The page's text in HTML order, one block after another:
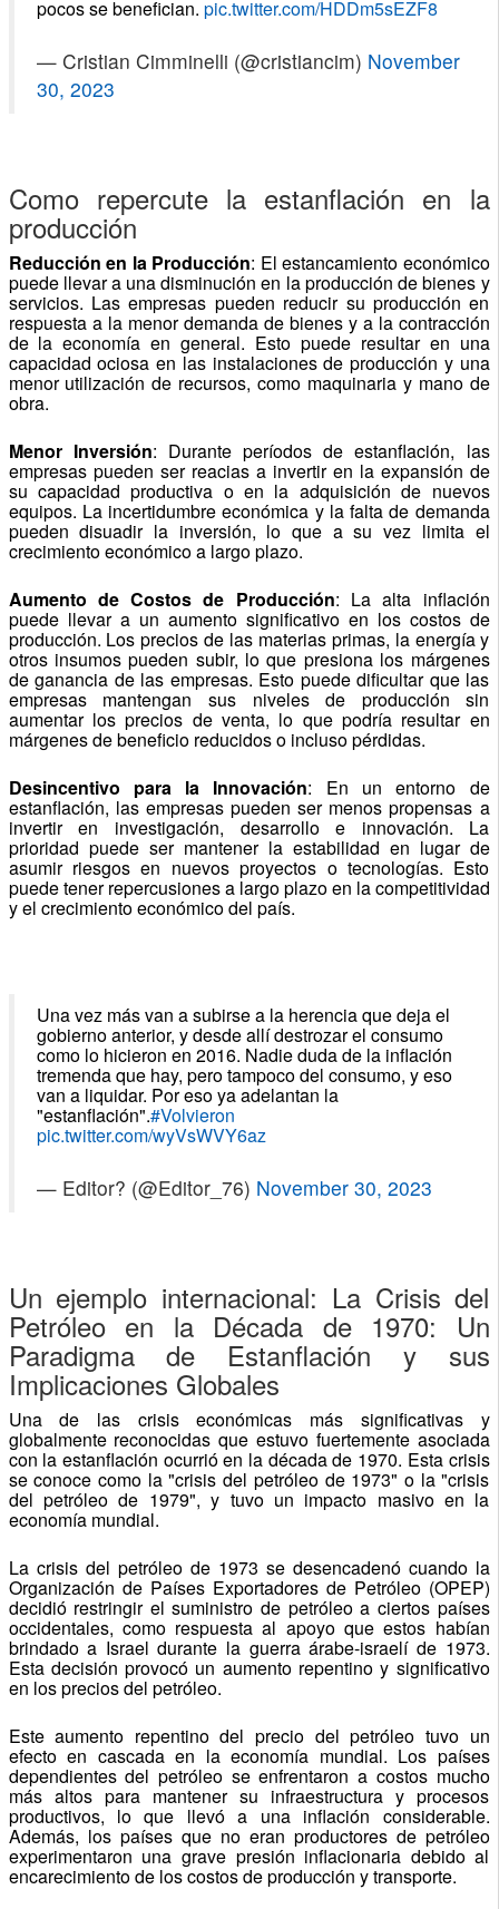
pocos se benefician. pic.twitter.com/HDDm5sEZF8
— Cristian Cimminelli (@cristiancim) November
30, 2023
Como repercute la estanflación en la
producción
Reducción en la Producción: El estancamiento económico
puede llevar a una disminución en la producción de bienes y
servicios. Las empresas pueden reducir su producción en
respuesta a la menor demanda de bienes y a la contracción
de la economía en general. Esto puede resultar en una
capacidad ociosa en las instalaciones de producción y una
menor utilización de recursos, como maquinaria y mano de
obra.
Menor Inversión: Durante períodos de estanflación, las
empresas pueden ser reacias a invertir en la expansión de
su capacidad productiva o en la adquisición de nuevos
equipos. La incertidumbre económica y la falta de demanda
pueden disuadir la inversión, lo que a su vez limita el
crecimiento económico a largo plazo.
Aumento de Costos de Producción: La alta inflación
puede llevar a un aumento significativo en los costos de
producción. Los precios de las materias primas, la energía y
otros insumos pueden subir, lo que presiona los márgenes
de ganancia de las empresas. Esto puede dificultar que las
empresas mantengan sus niveles de producción sin
aumentar los precios de venta, lo que podría resultar en
márgenes de beneficio reducidos o incluso pérdidas.
Desincentivo para la Innovación: En un entorno de
estanflación, las empresas pueden ser menos propensas a
invertir en investigación, desarrollo e innovación. La
prioridad puede ser mantener la estabilidad en lugar de
asumir riesgos en nuevos proyectos o tecnologías. Esto
puede tener repercusiones a largo plazo en la competitividad
y el crecimiento económico del país.
Una vez más van a subirse a la herencia que deja el
gobierno anterior, y desde allí destrozar el consumo
como lo hicieron en 2016. Nadie duda de la inflación
tremenda que hay, pero tampoco del consumo, y eso
van a liquidar. Por eso ya adelantan la
"estanflación".#Volvieron
pic.twitter.com/wyVsWVY6az
— Editor? (@Editor_76) November 30, 2023
Un ejemplo internacional: La Crisis del
Petróleo en la Década de 1970: Un
Paradigma de Estanflación y sus
Implicaciones Globales
Una de las crisis económicas más significativas y
globalmente reconocidas que estuvo fuertemente asociada
con la estanflación ocurrió en la década de 1970. Esta crisis
se conoce como la "crisis del petróleo de 1973" o la "crisis
del petróleo de 1979", y tuvo un impacto masivo en la
economía mundial.
La crisis del petróleo de 1973 se desencadenó cuando la
Organización de Países Exportadores de Petróleo (OPEP)
decidió restringir el suministro de petróleo a ciertos países
occidentales, como respuesta al apoyo que estos habían
brindado a Israel durante la guerra árabe-israelí de 1973.
Esta decisión provocó un aumento repentino y significativo
en los precios del petróleo.
Este aumento repentino del precio del petróleo tuvo un
efecto en cascada en la economía mundial. Los países
dependientes del petróleo se enfrentaron a costos mucho
más altos para mantener su infraestructura y procesos
productivos, lo que llevó a una inflación considerable.
Además, los países que no eran productores de petróleo
experimentaron una grave presión inflacionaria debido al
encarecimiento de los costos de producción y transporte.